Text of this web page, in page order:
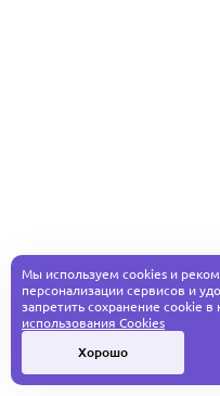
Мы используем cookies и
персонализации сервисов и
запретить сохранение cookie в
использования Cookies
Хорошо